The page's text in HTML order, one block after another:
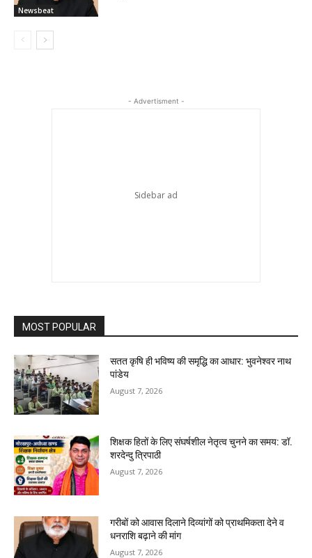
Newsbeat
- Advertisment -
MOST POPULAR
सतत कृषि ही भविष्य की समृद्धि का आधार: भुवनेश्वर नाथ
पांडेय
August 7, 2026
शिक्षक हितों के लिए संघर्षशील नेतृत्व चुनने का समय: डॉ.
शरदेन्दु त्रिपाठी
August 7, 2026
गरीबों को आवास दिलाने दिव्यांगों को प्राथमिकता देने व
धनराशि बढ़ाने की मांग
August 7, 2026